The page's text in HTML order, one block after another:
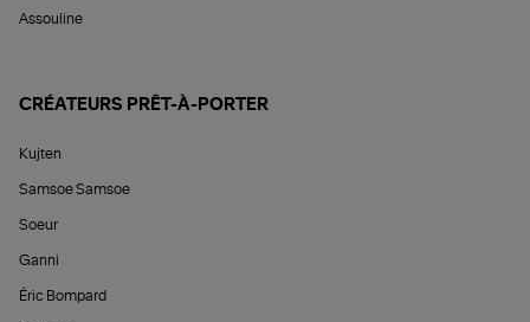
Assouline
CRÉATEURS PRÊT-À-PORTER
Kujten
Samsoe Samsoe
Soeur
Ganni
Éric Bompard